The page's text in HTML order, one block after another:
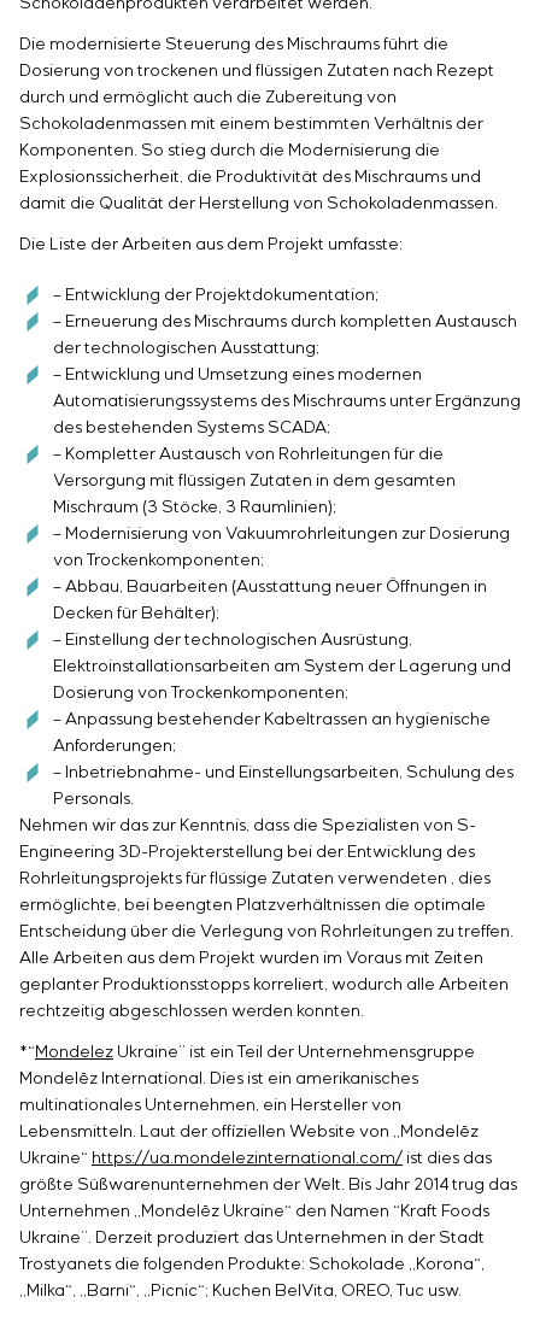
Die modernisierte Steuerung des Mischraums führt die
Dosierung von trockenen und flüssigen Zutaten nach Rezept
durch und ermöglicht auch die Zubereitung von
Schokoladenmassen mit einem bestimmten Verhältnis der
Komponenten. So stieg durch die Modernisierung die
Explosionssicherheit, die Produktivität des Mischraums und
damit die Qualität der Herstellung von Schokoladenmassen.
Die Liste der Arbeiten aus dem Projekt umfasste:
– Entwicklung der Projektdokumentation;
– Erneuerung des Mischraums durch kompletten Austausch
der technologischen Ausstattung;
– Entwicklung und Umsetzung eines modernen
Automatisierungssystems des Mischraums unter Ergänzung
des bestehenden Systems SCADA;
– Kompletter Austausch von Rohrleitungen für die
Versorgung mit flüssigen Zutaten in dem gesamten
Mischraum (3 Stöcke, 3 Raumlinien);
– Modernisierung von Vakuumrohrleitungen zur Dosierung
von Trockenkomponenten;
– Abbau, Bauarbeiten (Ausstattung neuer Öffnungen in
Decken für Behälter);
– Einstellung der technologischen Ausrüstung,
Elektroinstallationsarbeiten am System der Lagerung und
Dosierung von Trockenkomponenten;
– Anpassung bestehender Kabeltrassen an hygienische
Anforderungen;
– Inbetriebnahme- und Einstellungsarbeiten, Schulung des
Personals.
Nehmen wir das zur Kenntnis, dass die Spezialisten von S-
Engineering 3D-Projekterstellung bei der Entwicklung des
Rohrleitungsprojekts für flüssige Zutaten verwendeten , dies
ermöglichte, bei beengten Platzverhältnissen die optimale
Entscheidung über die Verlegung von Rohrleitungen zu treffen.
Alle Arbeiten aus dem Projekt wurden im Voraus mit Zeiten
geplanter Produktionsstopps korreliert, wodurch alle Arbeiten
rechtzeitig abgeschlossen werden konnten.
*“Mondelez Ukraine” ist ein Teil der Unternehmensgruppe
Mondelēz International. Dies ist ein amerikanisches
multinationales Unternehmen, ein Hersteller von
Lebensmitteln. Laut der offiziellen Website von „Mondelēz
Ukraine“ https://ua.mondelezinternational.com/ ist dies das
größte Süßwarenunternehmen der Welt. Bis Jahr 2014 trug das
Unternehmen „Mondelēz Ukraine“ den Namen “Kraft Foods
Ukraine”. Derzeit produziert das Unternehmen in der Stadt
Trostyanets die folgenden Produkte: Schokolade „Korona“,
„Milka“, „Barni“, „Picnic“; Kuchen BelVita, OREO, Tuc usw.